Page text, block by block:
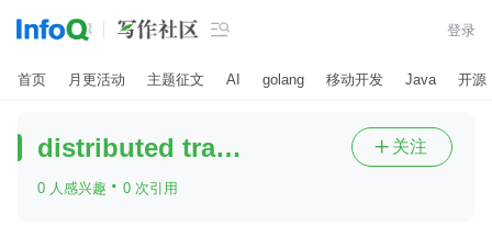
 登录
首页 月更活动 主题征文 AI golang 移动开发 Java 开源
distributed transaction
0 人感兴趣 · 0 次引用
 关注